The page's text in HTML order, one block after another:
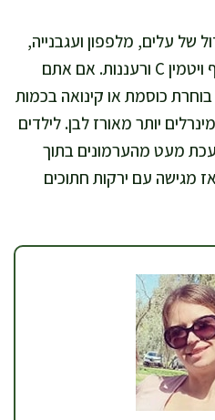
של עלים, מלפפון ועגבנייה,
עם לימון ושמן זית, כדי להוסיף ויטמין C ורעננות. אם אתם
כוסמת או קינואה בכמות
יותר מאורז לבן. לילדים
מעט מהערמונים בתוך
מגישה עם ירקות חתוכים